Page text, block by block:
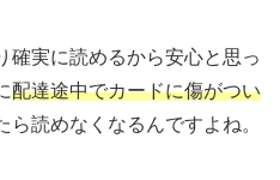
確実に読めるから安心と思っ
配達途中でカードに傷がつい
ら読めなくなるんですよね。